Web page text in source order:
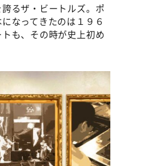
るザ・ビートルズ。ポ
なってきたのは１９６
も、その時が史上初め